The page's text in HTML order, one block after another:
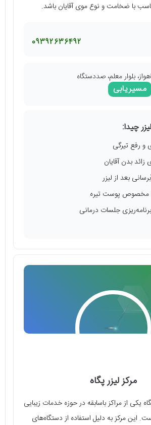
با ضخامت و نوع موی آقایان باشد.
09392636492
اهواز، بلوار معلم، صددستگاه
مسیریابی
چیدا:
و رفع تیرگی
زائد بدن آقایان
بعد از لیزر
مخصوص پوست تیره
برنامه‌ریزی جلسات درمانی
مرکز لیزر پگاه
یکی از مراکز باسابقه در حوزه خدمات زیبایی
این مرکز به دلیل استفاده از دستگاه‌های